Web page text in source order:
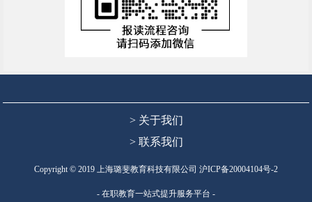
> 关于我们
> 联系我们
Copyright © 2019 上海璐斐教育科技有限公司 沪ICP备20004104号-2
- 在职教育一站式提升服务平台 -